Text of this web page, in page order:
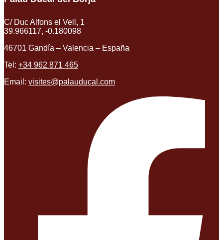
C/ Duc Alfons el Vell, 1
39.966117, -0.180098
46701 Gandía – Valencia – España
Tel: +34 962 871 465
Email: visites@palauducal.com